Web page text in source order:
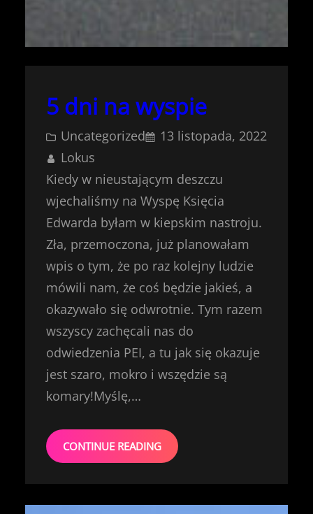
5 dni na wyspie
Uncategorized
13 listopada, 2022
Lokus
Kiedy w nieustającym deszczu
wjechaliśmy na Wyspę Księcia
Edwarda byłam w kiepskim nastroju.
Zła, przemoczona, już planowałam
wpis o tym, że po raz kolejny ludzie
mówili nam, że coś będzie jakieś, a
okazywało się odwrotnie. Tym razem
wszyscy zachęcali nas do
odwiedzenia PEI, a tu jak się okazuje
jest szaro, mokro i wszędzie są
komary!Myślę,…
CONTINUE READING